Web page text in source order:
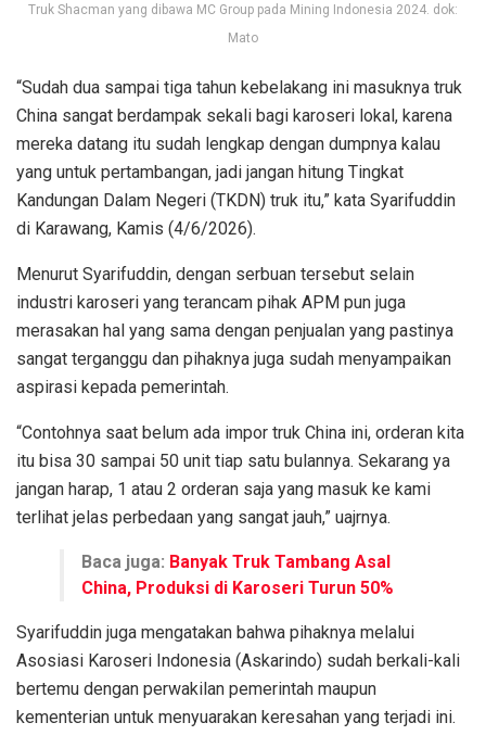
Truk Shacman yang dibawa MC Group pada Mining Indonesia 2024. dok:
Mato
“Sudah dua sampai tiga tahun kebelakang ini masuknya truk
China sangat berdampak sekali bagi karoseri lokal, karena
mereka datang itu sudah lengkap dengan dumpnya kalau
yang untuk pertambangan, jadi jangan hitung Tingkat
Kandungan Dalam Negeri (TKDN) truk itu,” kata Syarifuddin
di Karawang, Kamis (4/6/2026).
Menurut Syarifuddin, dengan serbuan tersebut selain
industri karoseri yang terancam pihak APM pun juga
merasakan hal yang sama dengan penjualan yang pastinya
sangat terganggu dan pihaknya juga sudah menyampaikan
aspirasi kepada pemerintah.
“Contohnya saat belum ada impor truk China ini, orderan kita
itu bisa 30 sampai 50 unit tiap satu bulannya. Sekarang ya
jangan harap, 1 atau 2 orderan saja yang masuk ke kami
terlihat jelas perbedaan yang sangat jauh,” uajrnya.
Baca juga: Banyak Truk Tambang Asal
China, Produksi di Karoseri Turun 50%
Syarifuddin juga mengatakan bahwa pihaknya melalui
Asosiasi Karoseri Indonesia (Askarindo) sudah berkali-kali
bertemu dengan perwakilan pemerintah maupun
kementerian untuk menyuarakan keresahan yang terjadi ini.